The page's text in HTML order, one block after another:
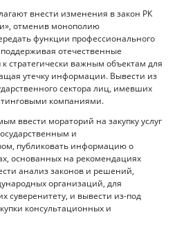
внести изменения в закон РК
отменив монополию
функции профессионального
отечественные
стратегически важным объектам для
утечку информации. Вывести из
сектора лиц, имевших
компаниями.
ввести мораторий на закупку услуг
и
публиковать информацию о
основанных на рекомендациях
анализ законов и решений,
организаций, для
суверенитету, и вывести из-под
консультационных и